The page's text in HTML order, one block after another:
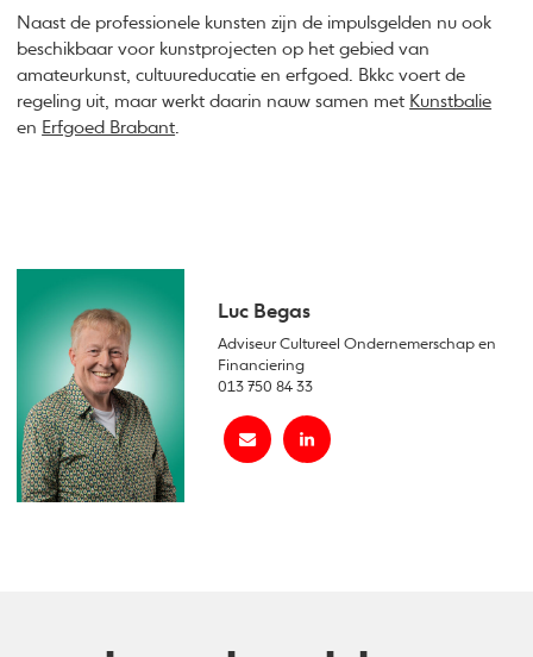
Naast de professionele kunsten zijn de impulsgelden nu ook
beschikbaar voor kunstprojecten op het gebied van
amateurkunst, cultuureducatie en erfgoed. Bkkc voert de
regeling uit, maar werkt daarin nauw samen met Kunstbalie
en Erfgoed Brabant
Luc Begas
Adviseur Cultureel Ondernemerschap en
Financiering
013 750 84 33